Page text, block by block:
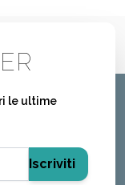
le ultime
Iscriviti